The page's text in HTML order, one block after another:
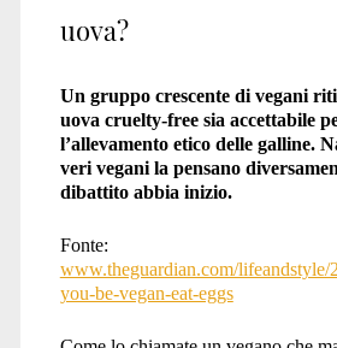
uova?
Un gruppo crescente di vegani
uova cruelty-free sia accettabile
l’allevamento etico delle galline.
veri vegani la pensano
dibattito abbia inizio.
Fonte:
www.theguardian.com/lifeandstyle/
you-be-vegan-eat-eggs